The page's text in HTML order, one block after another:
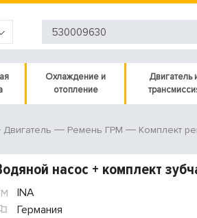
Охлаждение и
отопление
Двигатель
Двигатель Ремень ГРМ Комплект
насос + комплект
INA
Германия